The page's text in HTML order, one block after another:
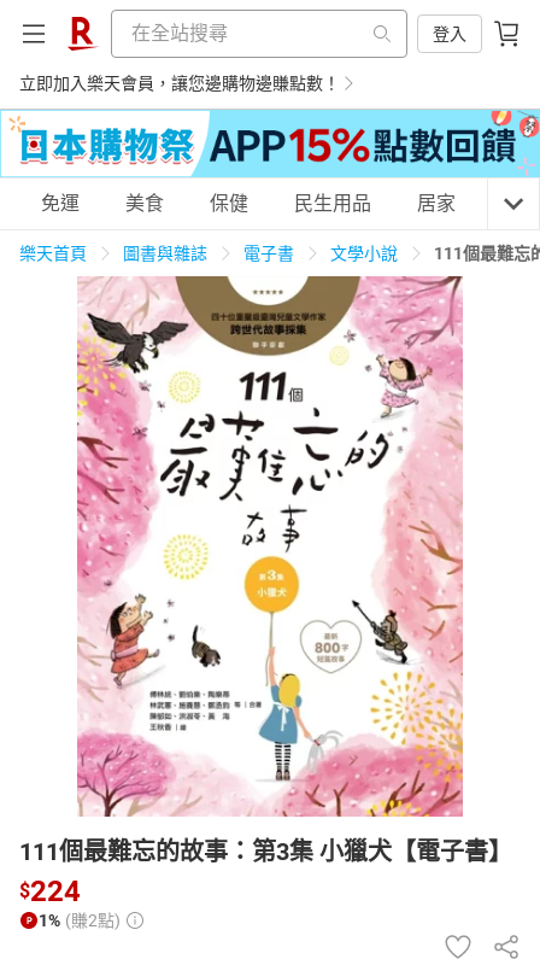
登入
立即加入樂天會員，讓您邊購物邊賺點數！
購物網分類
天天免運 美食蛋糕 養生保健 民生用品
居家生活 3C家電 運動休閒 親子玩具
女裝 情趣用品
日本購物 電子/紙本書
HOT
免運 美食 保健 民生用品 居家 3C
樂天首頁 圖書與雜誌 電子書 文學小說 111個最難忘
111個最難忘的故事：第3集 小獵犬【電子書】
$224
1% (賺2點)